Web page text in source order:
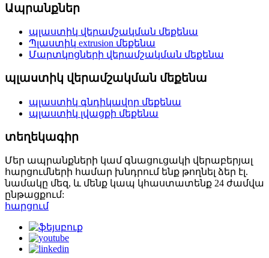
Ապրանքներ
պլաստիկ վերամշակման մեքենա
Պլաստիկ extrusion մեքենա
Մարտկոցների վերամշակման մեքենա
պլաստիկ վերամշակման մեքենա
պլաստիկ գնդիկավոր մեքենա
պլաստիկ լվացքի մեքենա
տեղեկագիր
Մեր ապրանքների կամ գնացուցակի վերաբերյալ
հարցումների համար խնդրում ենք թողնել ձեր էլ.
նամակը մեզ, և մենք կապ կհաստատենք 24 ժամվա
ընթացքում:
հարցում